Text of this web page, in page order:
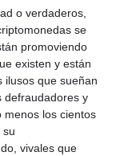
o verdaderos,
se
promoviendo
existen y están
ilusos que sueñan
defraudadores y
menos los cientos
su
vivales que